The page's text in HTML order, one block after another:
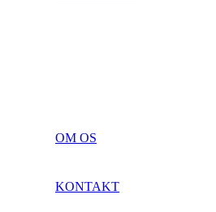
OM OS
KONTAKT